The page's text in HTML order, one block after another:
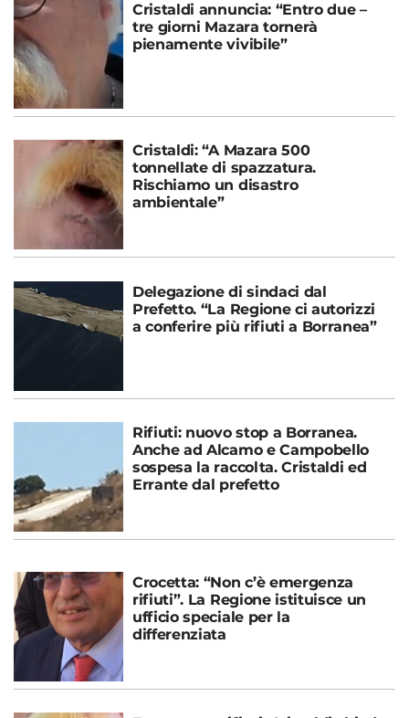
Cristaldi annuncia: “Entro due –
tre giorni Mazara tornerà
pienamente vivibile”
Cristaldi: “A Mazara 500
tonnellate di spazzatura.
Rischiamo un disastro
ambientale”
Delegazione di sindaci dal
Prefetto. “La Regione ci autorizzi
a conferire più rifiuti a Borranea”
Rifiuti: nuovo stop a Borranea.
Anche ad Alcamo e Campobello
sospesa la raccolta. Cristaldi ed
Errante dal prefetto
Crocetta: “Non c’è emergenza
rifiuti”. La Regione istituisce un
ufficio speciale per la
differenziata